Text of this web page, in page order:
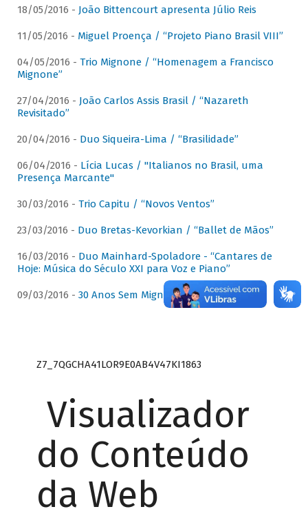
18/05/2016 - João Bittencourt apresenta Júlio Reis
11/05/2016 - Miguel Proença / “Projeto Piano Brasil VIII”
04/05/2016 - Trio Mignone / “Homenagem a Francisco
Mignone”
27/04/2016 - João Carlos Assis Brasil / “Nazareth
Revisitado”
20/04/2016 - Duo Siqueira-Lima / “Brasilidade”
06/04/2016 - Lícia Lucas / "Italianos no Brasil, uma
Presença Marcante"
30/03/2016 - Trio Capitu / “Novos Ventos”
23/03/2016 - Duo Bretas-Kevorkian / “Ballet de Mãos”
16/03/2016 - Duo Mainhard-Spoladore - “Cantares de
Hoje: Música do Século XXI para Voz e Piano”
09/03/2016 - 30 Anos Sem Mignone
Z7_7QGCHA41LOR9E0AB4V47KI1863
Visualizador
do Conteúdo
da Web